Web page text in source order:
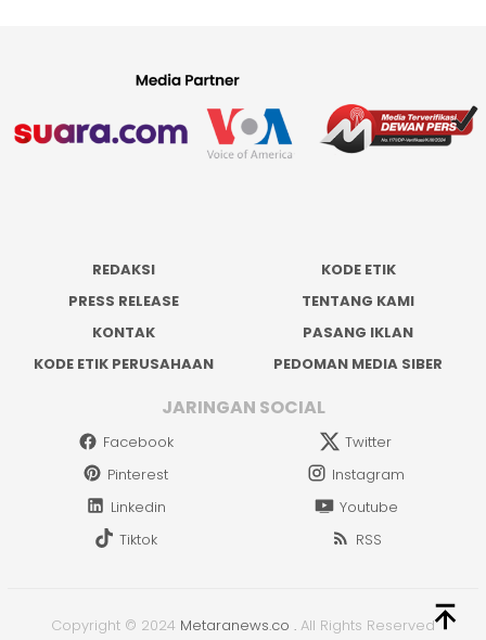
REDAKSI
KODE ETIK
PRESS RELEASE
TENTANG KAMI
KONTAK
PASANG IKLAN
KODE ETIK PERUSAHAAN
PEDOMAN MEDIA SIBER
JARINGAN SOCIAL
Facebook
Twitter
Pinterest
Instagram
Linkedin
Youtube
Tiktok
RSS
Copyright © 2024 Metaranews.co . All Rights Reserved